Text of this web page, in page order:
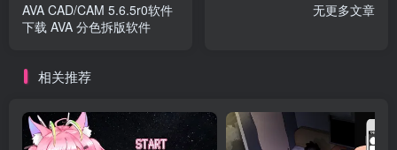
AVA CAD/CAM 5.6.5r0软件
下载 AVA 分色拆版软件
无更多文章
相关推荐